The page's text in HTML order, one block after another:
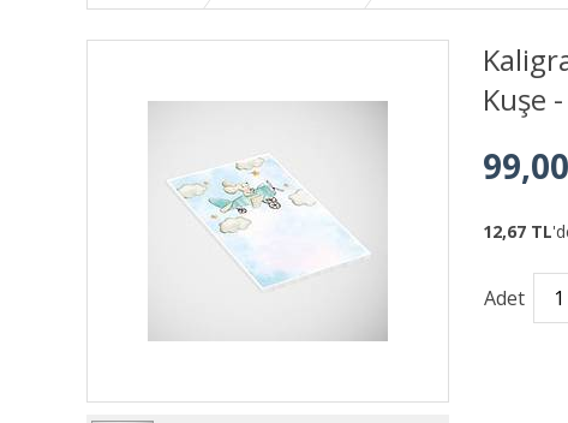
Kuşe
12,67 TL
Adet